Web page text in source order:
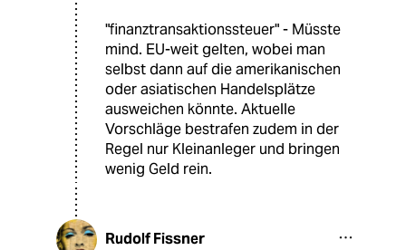
"finanztransaktionssteuer" - Müsste
mind. EU-weit gelten, wobei man
selbst dann auf die amerikanischen
oder asiatischen Handelsplätze
ausweichen könnte. Aktuelle
Vorschläge bestrafen zudem in der
Regel nur Kleinanleger und bringen
wenig Geld rein.
Rudolf Fissner